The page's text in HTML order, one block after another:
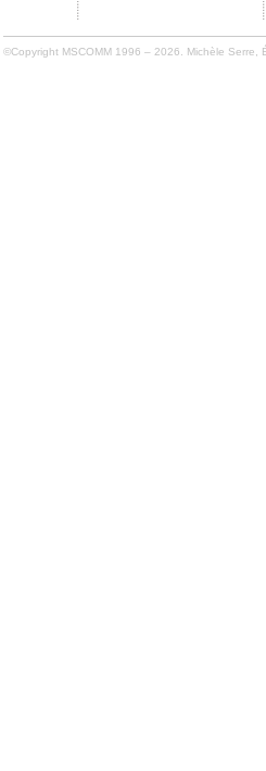
©Copyright MSCOMM 1996 – 2026. Michèle Serre,